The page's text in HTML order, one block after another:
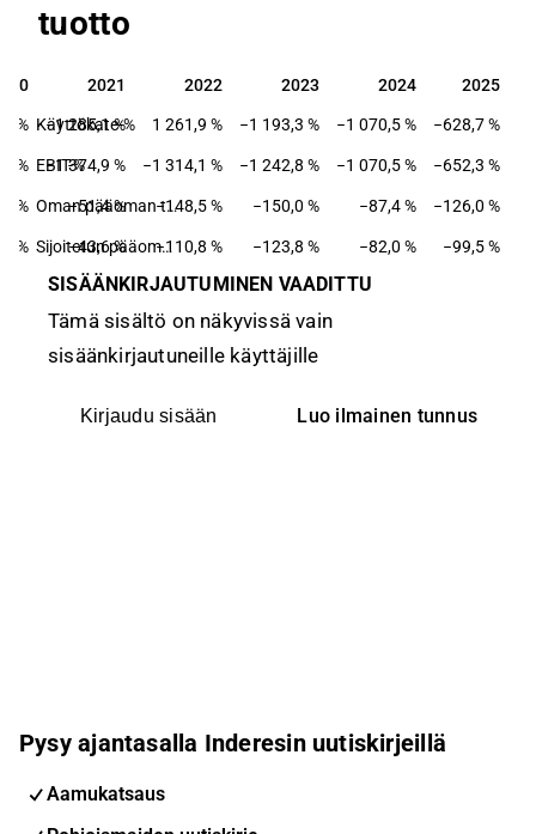
tuotto
2021 2022 2023 2024 2025
2021 2022 2023 2024 2025
Käyttökate-%
% −1 285,1 % 1 261,9 % −1 193,3 % −1 070,5 % −628,7 %
EBIT-%
% −1 374,9 % −1 314,1 % −1 242,8 % −1 070,5 % −652,3 %
Oman pääoman tuotto-%
% −51,4 % −148,5 % −150,0 % −87,4 % −126,0 %
Sijoitetun pääoman tuotto-%
% −43,6 % −110,8 % −123,8 % −82,0 % −99,5 %
SISÄÄNKIRJAUTUMINEN VAADITTU
Tämä sisältö on näkyvissä vain
sisäänkirjautuneille käyttäjille
Kirjaudu sisään Luo ilmainen tunnus
Pysy ajantasalla Inderesin uutiskirjeillä
Aamukatsaus